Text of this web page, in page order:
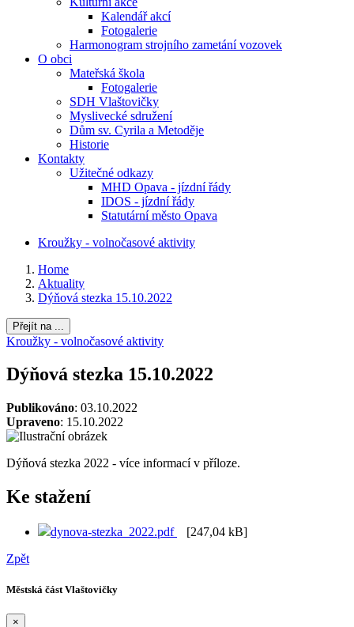
Kalendář akcí
Fotogalerie
Harmonogram strojního zametání vozovek
O obci
Mateřská škola
Fotogalerie
SDH Vlaštovičky
Myslivecké sdružení
Dům sv. Cyrila a Metoděje
Historie
Kontakty
Užitečné odkazy
MHD Opava - jízdní řády
IDOS - jízdní řády
Statutární město Opava
Kroužky - volnočasové aktivity
Home
Aktuality
Dýňová stezka 15.10.2022
Přejít na ...
Kroužky - volnočasové aktivity
Dýňová stezka 15.10.2022
Publikováno: 03.10.2022
Upraveno: 15.10.2022
Dýňová stezka 2022 - více informací v příloze.
Ke stažení
dynova-stezka_2022.pdf
[247,04 kB]
Zpět
Městská část Vlaštovičky
×